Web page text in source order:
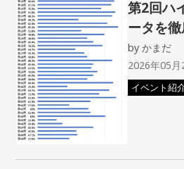
第2回ハ
ータを徹
byかまだ
2026年05月
イベント紹